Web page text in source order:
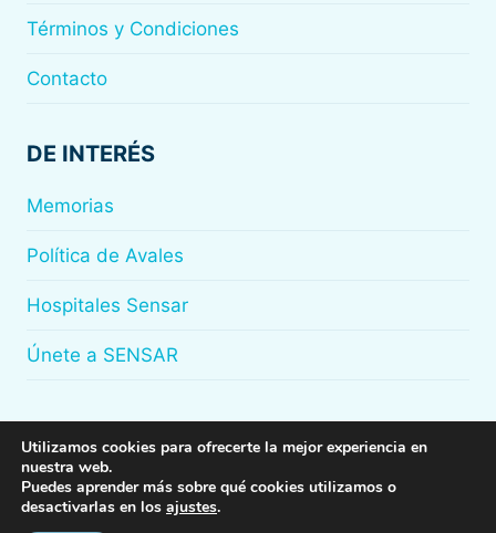
Términos y Condiciones
Contacto
DE INTERÉS
Memorias
Política de Avales
Hospitales Sensar
Únete a SENSAR
© 2026Sensar
Utilizamos cookies para ofrecerte la mejor experiencia en
nuestra web.
Puedes aprender más sobre qué cookies utilizamos o
desactivarlas en los ajustes.